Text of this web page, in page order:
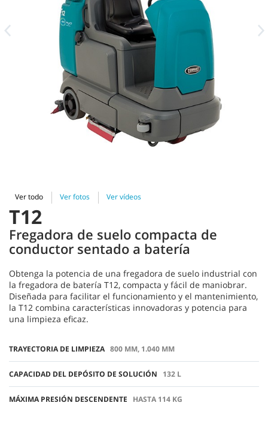
Ver todo Ver fotos Ver vídeos
T12
Fregadora de suelo compacta de
conductor sentado a batería
Obtenga la potencia de una fregadora de suelo industrial con
la fregadora de batería T12, compacta y fácil de maniobrar.
Diseñada para facilitar el funcionamiento y el mantenimiento,
la T12 combina características innovadoras y potencia para
una limpieza eficaz.
TRAYECTORIA DE LIMPIEZA 800 MM, 1.040 MM
CAPACIDAD DEL DEPÓSITO DE SOLUCIÓN 132 L
MÁXIMA PRESIÓN DESCENDENTE HASTA 114 KG